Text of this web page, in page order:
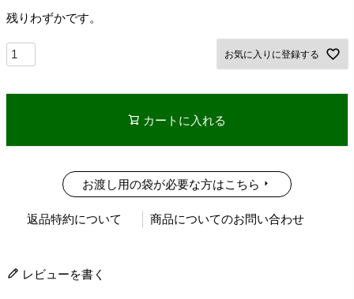
残りわずかです。
お気に入りに登録する
カートに入れる
お渡し用の袋が必要な方はこちら
返品特約について 商品についてのお問い合わせ
レビューを書く